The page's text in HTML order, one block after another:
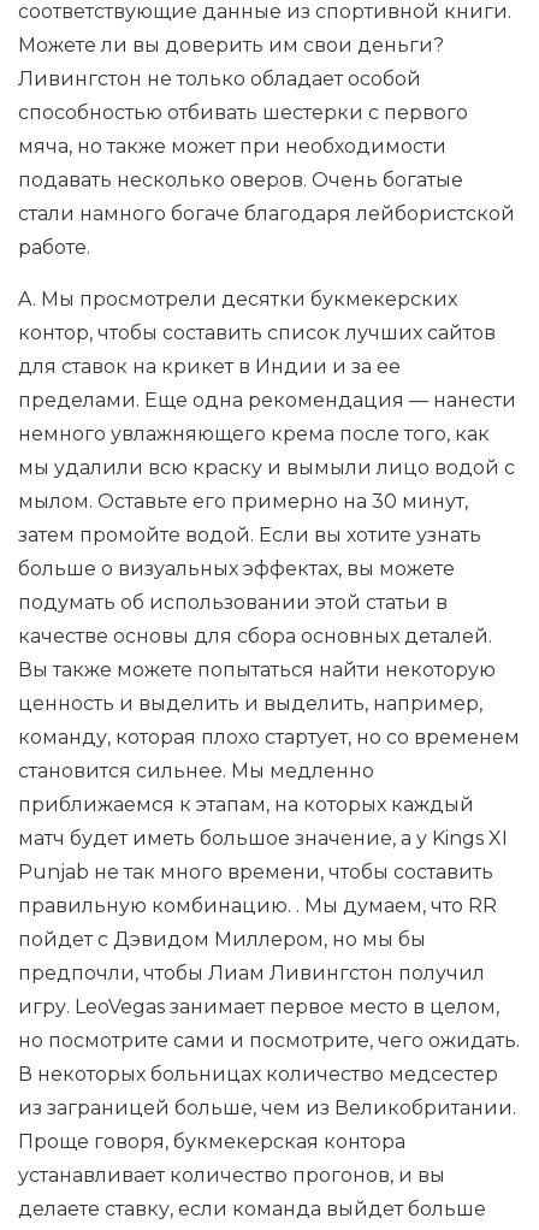
соответствующие данные из спортивной книги.
Можете ли вы доверить им свои деньги?
Ливингстон не только обладает особой
способностью отбивать шестерки с первого
мяча, но также может при необходимости
подавать несколько оверов. Очень богатые
стали намного богаче благодаря лейбористской
работе.
A. Мы просмотрели десятки букмекерских
контор, чтобы составить список лучших сайтов
для ставок на крикет в Индии и за ее
пределами. Еще одна рекомендация — нанести
немного увлажняющего крема после того, как
мы удалили всю краску и вымыли лицо водой с
мылом. Оставьте его примерно на 30 минут,
затем промойте водой. Если вы хотите узнать
больше о визуальных эффектах, вы можете
подумать об использовании этой статьи в
качестве основы для сбора основных деталей.
Вы также можете попытаться найти некоторую
ценность и выделить и выделить, например,
команду, которая плохо стартует, но со временем
становится сильнее. Мы медленно
приближаемся к этапам, на которых каждый
матч будет иметь большое значение, а у Kings XI
Punjab не так много времени, чтобы составить
правильную комбинацию. . Мы думаем, что RR
пойдет с Дэвидом Миллером, но мы бы
предпочли, чтобы Лиам Ливингстон получил
игру. LeoVegas занимает первое место в целом,
но посмотрите сами и посмотрите, чего ожидать.
В некоторых больницах количество медсестер
из заграницей больше, чем из Великобритании.
Проще говоря, букмекерская контора
устанавливает количество прогонов, и вы
делаете ставку, если команда выйдет больше